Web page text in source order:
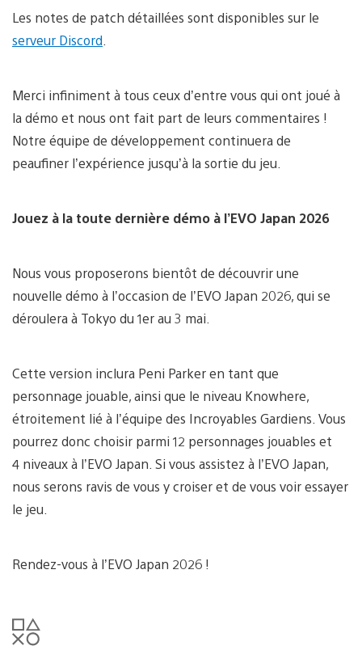
Les notes de patch détaillées sont disponibles sur le
serveur Discord
Merci infiniment à tous ceux d’entre vous qui ont joué à
la démo et nous ont fait part de leurs commentaires !
Notre équipe de développement continuera de
peaufiner l’expérience jusqu’à la sortie du jeu.
Jouez à la toute dernière démo à l’EVO Japan 2026
Nous vous proposerons bientôt de découvrir une
nouvelle démo à l’occasion de l’EVO Japan 2026, qui se
déroulera à Tokyo du 1er au 3 mai.
Cette version inclura Peni Parker en tant que
personnage jouable, ainsi que le niveau Knowhere,
étroitement lié à l’équipe des Incroyables Gardiens. Vous
pourrez donc choisir parmi 12 personnages jouables et
4 niveaux à l’EVO Japan. Si vous assistez à l’EVO Japan,
nous serons ravis de vous y croiser et de vous voir essayer
le jeu.
Rendez-vous à l’EVO Japan 2026 !